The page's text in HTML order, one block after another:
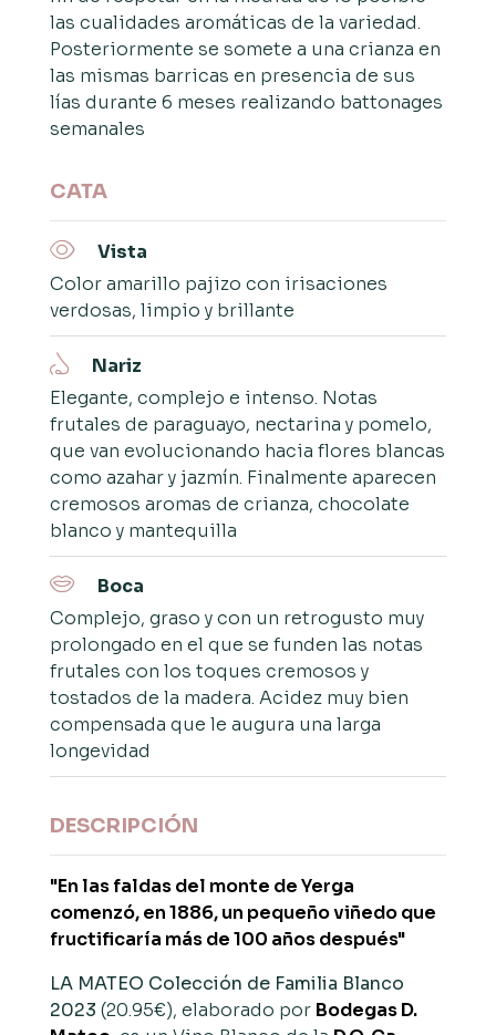
las cualidades aromáticas de la variedad.
Posteriormente se somete a una crianza en
las mismas barricas en presencia de sus
lías durante 6 meses realizando battonages
semanales
CATA
Vista
Color amarillo pajizo con irisaciones
verdosas, limpio y brillante
Nariz
Elegante, complejo e intenso. Notas
frutales de paraguayo, nectarina y pomelo,
que van evolucionando hacia flores blancas
como azahar y jazmín. Finalmente aparecen
cremosos aromas de crianza, chocolate
blanco y mantequilla
Boca
Complejo, graso y con un retrogusto muy
prolongado en el que se funden las notas
frutales con los toques cremosos y
tostados de la madera. Acidez muy bien
compensada que le augura una larga
longevidad
DESCRIPCIÓN
"En las faldas del monte de Yerga
comenzó, en 1886, un pequeño viñedo que
fructificaría más de 100 años después"
LA MATEO Colección de Familia Blanco
2023 (20.95€), elaborado por Bodegas D.